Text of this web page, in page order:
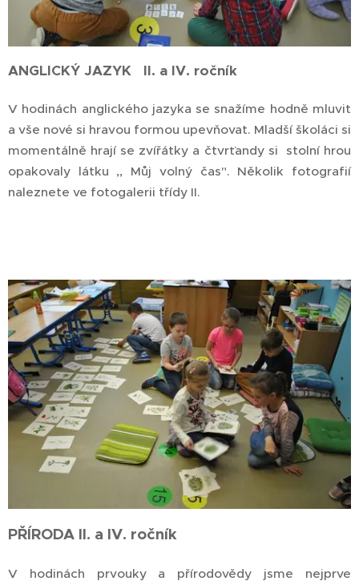
ANGLICKÝ JAZYK II. a IV. ročník
V hodinách anglického jazyka se snažíme hodně mluvit
a vše nové si hravou formou upevňovat. Mladší školáci si
momentálně hrají se zvířátky a čtvrťandy si stolní hrou
opakovaly látku ,, Můj volný čas". Několik fotografií
naleznete ve fotogalerii třídy II.
PŘÍRODA II. a IV. ročník
V hodinách prvouky a přírodovědy jsme nejprve